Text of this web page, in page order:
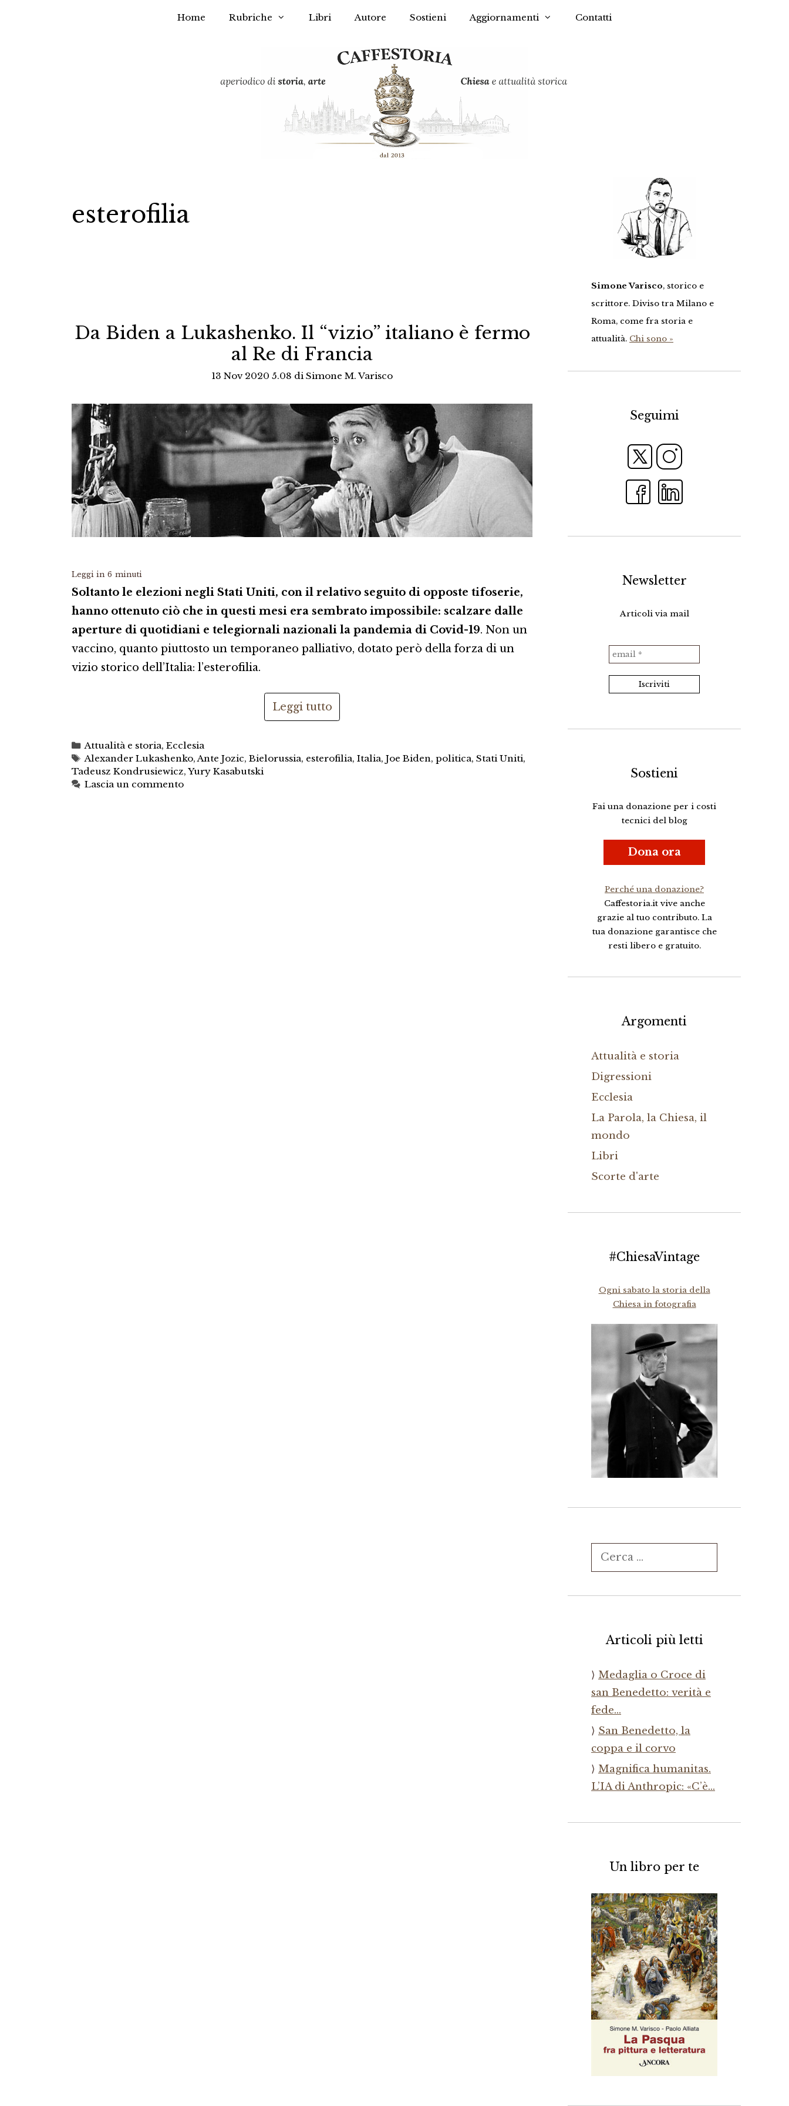
Home Rubriche Libri Autore Sostieni Aggiornamenti Contatti
esterofilia
Da Biden a Lukashenko. Il “vizio” italiano è fermo
al Re di Francia
13 Nov 2020 5.08 diSimone M. Varisco
Leggi in 6 minuti
Soltanto le elezioni negli Stati Uniti, con il relativo seguito di opposte tifoserie,
hanno ottenuto ciò che in questi mesi era sembrato impossibile: scalzare dalle
aperture di quotidiani e telegiornali nazionali la pandemia di Covid-19. Non un
vaccino, quanto piuttosto un temporaneo palliativo, dotato però della forza di un
vizio storico dell’Italia: l’esterofilia.
Leggi tutto
Categorie
Attualità e storia,Ecclesia
Tag
Alexander Lukashenko,Ante Jozic,Bielorussia, esterofilia,Italia,Joe Biden,politica,Stati Uniti,
Tadeusz Kondrusiewicz, Yury Kasabutski
Lascia un commento
Simone Varisco, storico e
scrittore. Diviso tra Milano e
Roma, come fra storia e
attualità. Chi sono »
Seguimi
Newsletter
Articoli via mail
Sostieni
Fai una donazione per i costi
tecnici del blog
Dona ora
Perché una donazione?
Caffestoria.it vive anche
grazie al tuo contributo. La
tua donazione garantisce che
resti libero e gratuito.
Argomenti
Attualità e storia
Digressioni
Ecclesia
La Parola, la Chiesa, il
mondo
Libri
Scorte d'arte
#ChiesaVintage
Ogni sabato la storia della
Chiesa in fotografia
Ricerca
per:
Articoli più letti
Medaglia o Croce di
san Benedetto: verità e
fede…
San Benedetto, la
coppa e il corvo
Magnifica humanitas.
L’IA di Anthropic: «C’è…
Un libro per te